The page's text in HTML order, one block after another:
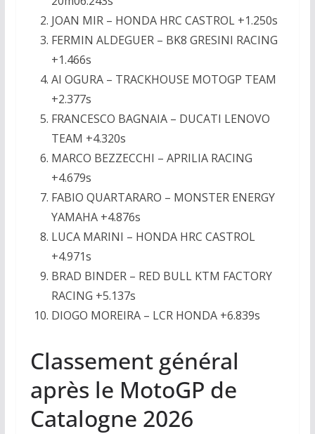
JOAN MIR – HONDA HRC CASTROL +1.250s
FERMIN ALDEGUER – BK8 GRESINI RACING
+1.466s
AI OGURA – TRACKHOUSE MOTOGP TEAM
+2.377s
FRANCESCO BAGNAIA – DUCATI LENOVO
TEAM +4.320s
MARCO BEZZECCHI – APRILIA RACING
+4.679s
FABIO QUARTARARO – MONSTER ENERGY
YAMAHA +4.876s
LUCA MARINI – HONDA HRC CASTROL
+4.971s
BRAD BINDER – RED BULL KTM FACTORY
RACING +5.137s
DIOGO MOREIRA – LCR HONDA +6.839s
Classement général
après le MotoGP de
Catalogne 2026